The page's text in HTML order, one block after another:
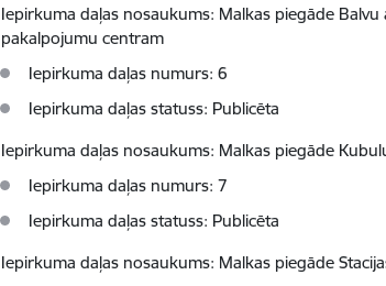
Iepirkuma daļas nosaukums: Malkas piegāde
pakalpojumu centram
Iepirkuma daļas numurs: 6
Iepirkuma daļas statuss: Publicēta
Iepirkuma daļas nosaukums: Malkas piegāde
Iepirkuma daļas numurs: 7
Iepirkuma daļas statuss: Publicēta
Iepirkuma daļas nosaukums: Malkas piegāde